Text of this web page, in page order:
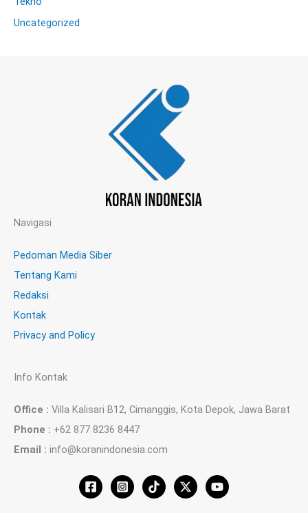
Uncategorized
Navigasi
Pedoman Media Siber
Tentang Kami
Redaksi
Kontak
Privacy and Policy
Info Kontak
Office : Villa Kalisari B12, Cimanggis, Kota Depok, Jawa Barat
Phone : +62 877 8236 8447
Email : info@koranindonesia.com